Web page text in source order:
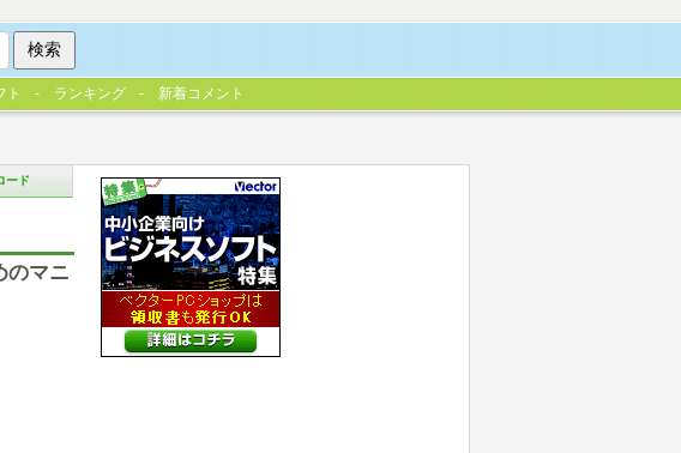
ード
のマニ
ト ランキング 新着コメント